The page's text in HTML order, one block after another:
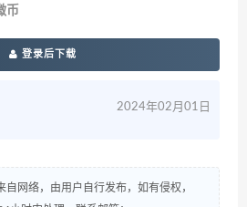
币
登录后下载
2024年02月01日
自网络，由用户自行发布，如有侵权，